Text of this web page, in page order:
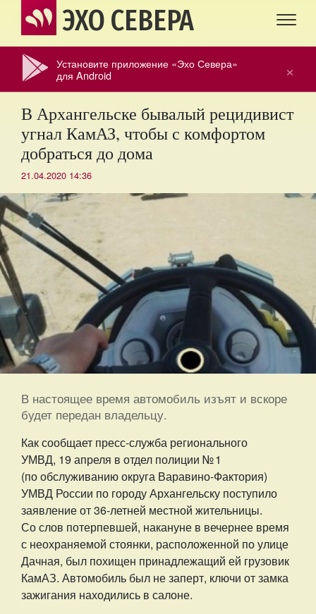
ЭХО СЕВЕРА
×
Установите приложение «Эхо Севера»
для Android
В Архангельске бывалый рецидивист
угнал КамАЗ, чтобы с комфортом
добраться до дома
21.04.2020 14:36
В настоящее время автомобиль изъят и вскоре
будет передан владельцу.
Как сообщает пресс-служба регионального
УМВД, 19 апреля в отдел полиции № 1
(по обслуживанию округа Варавино-Фактория)
УМВД России по городу Архангельску поступило
заявление от 36-летней местной жительницы.
Со слов потерпевшей, накануне в вечернее время
с неохраняемой стоянки, расположенной по улице
Дачная, был похищен принадлежащий ей грузовик
КамАЗ. Автомобиль был не заперт, ключи от замка
зажигания находились в салоне.